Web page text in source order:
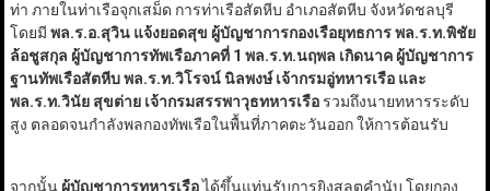
ท่า ภายในท่าเรือจุกเสม็ด การท่าเรือสัตหีบ อำเภอสัตหีบ จังหวัดชลบุรี
โดยมี พล.ร.อ.สุวิน แจ้งยอดสุข ผู้บัญชาการกองเรือยุทธการพล.ร.ท.พิชัย
ล้อชูสกุล ผู้บัญชาการทัพเรือภาคที่ 1 พล.ร.ท.นฤพล เกิดนาค ผู้บัญชาการ
ฐานทัพเรือสัตหีบ พล.ร.ท.วิโรจน์ นิลพงษ์ เจ้ากรมอู่ทหารเรือ และ
พล.ร.ท.วินัย สุขต่าย เจ้ากรมสรรพาวุธทหารเรือรวมถึงนายทหารระดับ
สูง ตลอดจนกำลังพลกองทัพเรือในพื้นที่ภาคตะวันออก ให้การต้อนรับ
จากนั้น ผู้บัญชาการทหารเรือได้ขึ้นแท่นรับการยิงสลุตคำนับ โดยกอง